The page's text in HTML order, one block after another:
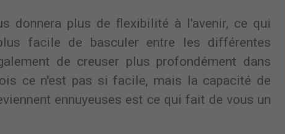
donnera plus de flexibilité à l'avenir, ce qui
facile de basculer entre les différentes
de creuser plus profondément dans
ce n'est pas si facile, mais la capacité de
ennuyeuses est ce qui fait de vous un